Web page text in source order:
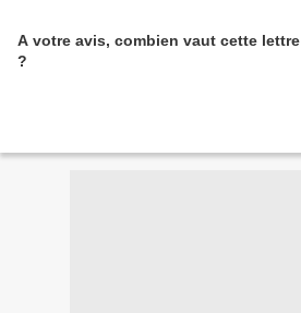
A votre avis, combien vaut cette lettre
?